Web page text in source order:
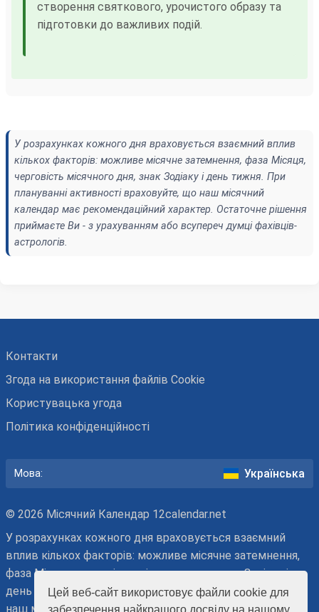
Цей веб-сайт використовує файли cookie для
забезпечення найкращого досвіду на нашому
створення святкового, урочистого образу та
підготовки до важливих подій.
У розрахунках кожного дня враховується взаємний вплив
кількох факторів: можливе місячне затемнення, фаза Місяця,
черговість місячного дня, знак Зодіаку і день тижня. При
плануванні активності враховуйте, що наш місячний
календар має рекомендаційний характер. Остаточне рішення
приймаєте Ви - з урахуванням або всупереч думці фахівців-
астрологів.
Контакти
Згода на використання файлів Cookie
Користувацька угода
Політика конфіденційності
Мова: Українська
© 2026 Місячний Календар 12calendar.net
У розрахунках кожного дня враховується взаємний
вплив кількох факторів: можливе місячне затемнення,
фаза Місяця, черговість місячного дня, знак Зодіаку і
день тижня. При плануванні активності враховуйте, що
наш місячний календар має рекомендаційний характер.